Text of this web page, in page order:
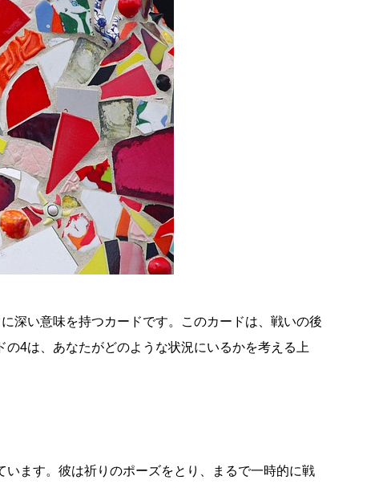
深い意味を持つカードです。このカードは、戦いの後
4は、あなたがどのような状況にいるかを考える上
ます。彼は祈りのポーズをとり、まるで一時的に戦